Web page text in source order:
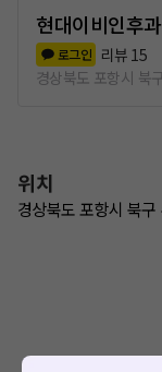
현대이비인후
로그인 리뷰 15
경상북도 포항시 북
위치
경상북도 포항시 북